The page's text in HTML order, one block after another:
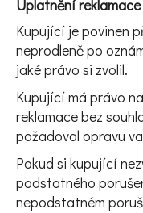
Uplatnění reklamace
Kupující je povinen
neprodleně po
jaké právo si zvolil.
Kupující má právo
reklamace bez
požadoval opravu
Pokud si kupující
podstatného
nepodstatném